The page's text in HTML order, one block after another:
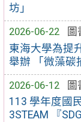
坊」
2026-06-22
圖
東海大學為提
舉辦 「微藻碳
2026-06-12
圖
113 學年度國
3STEAM 『